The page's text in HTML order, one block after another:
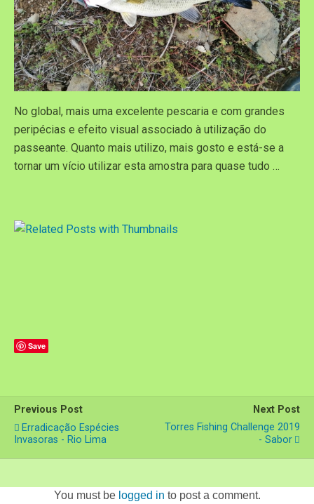
No global, mais uma excelente pescaria e com grandes
peripécias e efeito visual associado à utilização do
passeante. Quanto mais utilizo, mais gosto e está-se a
tornar um vício utilizar esta amostra para quase tudo …
Save
Previous Post
Erradicação Espécies
Invasoras - Rio Lima
Next Post
Torres Fishing Challenge 2019
- Sabor
You must be logged in to post a comment.